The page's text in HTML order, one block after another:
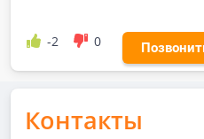
-2 0
Контакты